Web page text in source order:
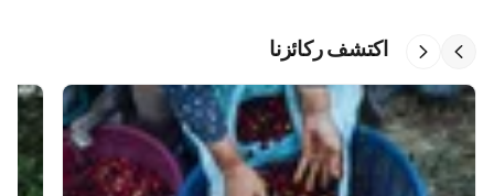
اكتشف ركائزنا